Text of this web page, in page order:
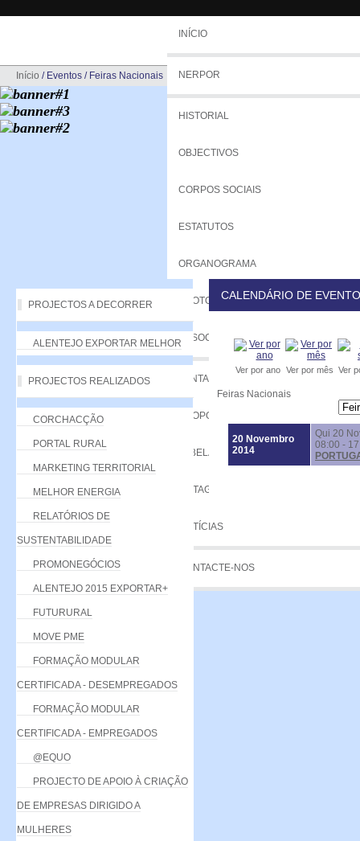
INÍCIO
NERPOR
HISTORIAL
OBJECTIVOS
CORPOS SOCIAIS
ESTATUTOS
ORGANOGRAMA
PROTOCOLOS
ASSOCIADOS
VANTAGENS
PROPOSTA
TABELA DE QUOTAS
LISTAGEM
NOTÍCIAS
CONTACTE-NOS
Início / Eventos / Feiras Nacionais
PROJECTOS A DECORRER
ALENTEJO EXPORTAR MELHOR
PROJECTOS REALIZADOS
CORCHACÇÃO
PORTAL RURAL
MARKETING TERRITORIAL
MELHOR ENERGIA
RELATÓRIOS DE
SUSTENTABILIDADE
PROMONEGÓCIOS
ALENTEJO 2015 EXPORTAR+
FUTURURAL
MOVE PME
FORMAÇÃO MODULAR
CERTIFICADA - DESEMPREGADOS
FORMAÇÃO MODULAR
CERTIFICADA - EMPREGADOS
@EQUO
PROJECTO DE APOIO À CRIAÇÃO
DE EMPRESAS DIRIGIDO A
MULHERES
CALENDÁRIO DE
Ver por ano Ver por mês Ver
Feiras Nacionais
20 Novembro
2014
Qui 20
08:00 -